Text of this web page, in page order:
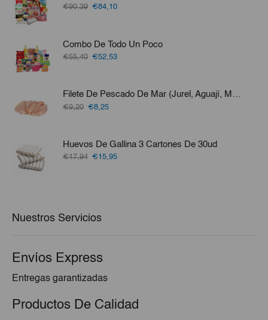
€90,39 El
€90,39.
€84,10El
€84,10.
Combo De Todo Un Poco
€55,40 El
era:
€55,40.
€52,53El
€52,53.
Filete De Pescado De Mar (Jurel, Aguají, Merluza, Perro O Bonito) 3lb
€9,20 El
era:
€9,20.
€8,25El
es:
€8,25.
Huevos De Gallina 3 Cartones De 30ud
€17,94 El
€15,95El
Nuestros Servicios
Envíos Express
Entregas garantizadas
Productos De Calidad